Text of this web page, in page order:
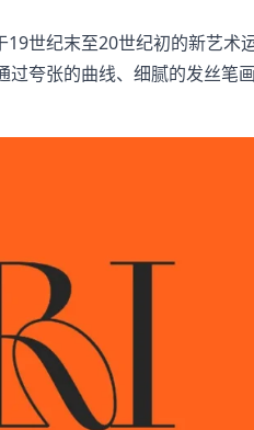
世纪末至20世纪初的新艺术
夸张的曲线、细腻的发丝笔